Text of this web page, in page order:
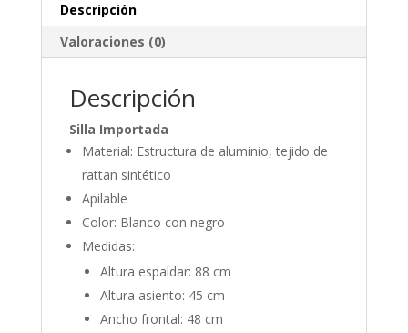
Descripción
Valoraciones (0)
Descripción
Silla Importada
Material: Estructura de aluminio, tejido de
rattan sintético
Apilable
Color: Blanco con negro
Medidas:
Altura espaldar: 88 cm
Altura asiento: 45 cm
Ancho frontal: 48 cm